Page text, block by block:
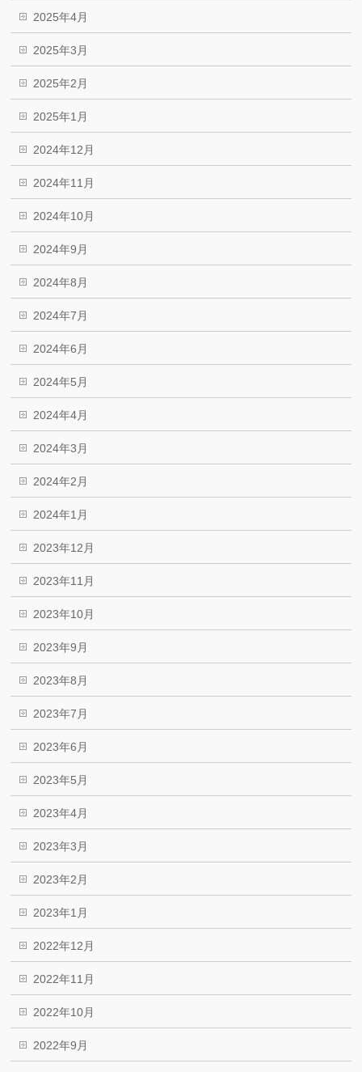
2025年4月
2025年3月
2025年2月
2025年1月
2024年12月
2024年11月
2024年10月
2024年9月
2024年8月
2024年7月
2024年6月
2024年5月
2024年4月
2024年3月
2024年2月
2024年1月
2023年12月
2023年11月
2023年10月
2023年9月
2023年8月
2023年7月
2023年6月
2023年5月
2023年4月
2023年3月
2023年2月
2023年1月
2022年12月
2022年11月
2022年10月
2022年9月